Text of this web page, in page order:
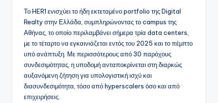
Το HER1 ενισχύει το ήδη εκτεταμένο portfolio της Digital
Realty στην Ελλάδα, συμπληρώνοντας το campus της
Αθήνας, το οποίο περιλαμβάνει σήμερα τρία data centers,
με το τέταρτο να εγκαινιάζεται εντός του 2025 και το πέμπτο
υπό ανάπτυξη. Με περισσότερους από 30 παρόχους
συνδεσιμότητας, η υποδομή ανταποκρίνεται στη διαρκώς
αυξανόμενη ζήτηση για υπολογιστική ισχύ και
διασυνδεσιμότητα, τόσο από hyperscalers όσο και από
επιχειρήσεις.